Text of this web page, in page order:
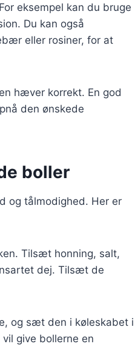
eksempel kan du bruge
Du kan også
eller rosiner, for at
hæver korrekt. En god
den ønskede
boller
og tålmodighed. Her er
Tilsæt honning, salt,
dej. Tilsæt de
og sæt den i køleskabet i
give bollerne en